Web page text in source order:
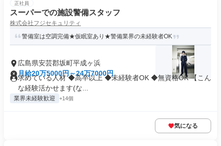
正社員
スーパーでの施設警備スタッフ
株式会社フジセキュリティ
警備室は空調完備★仮眠室あり★警備業界の未経験者OK
広島県安芸郡坂町平成ヶ浜
月給20万5000円～24万7000円
求めている人材 ◆高卒以上 ◆未経験者OK ◆無資格OK 【こん
な経験活かせます(な...
業界未経験歓迎 +14個
気になる